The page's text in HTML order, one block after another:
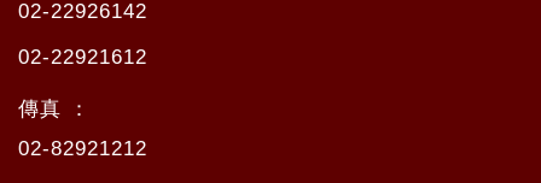
02-22926142
02-22921612
傳真 ：
02-82921212